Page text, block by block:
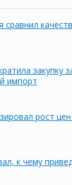
сравнил
закупку
импорт
рост
к чему